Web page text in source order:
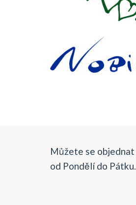
Můžete se objednat
od Pondělí do Pátku.